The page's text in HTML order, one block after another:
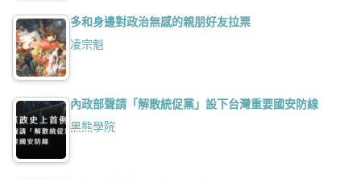
多和身邊對政治無感的親朋好友拉票
凌宗魁
內政部聲請「解散統促黨」設下台灣重要國安防線
黑熊學院